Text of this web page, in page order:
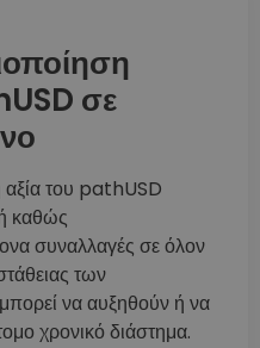
σε
του pathUSD
καθώς
συναλλαγές σε όλον
των
να αυξηθούν ή να
χρονικό διάστημα.